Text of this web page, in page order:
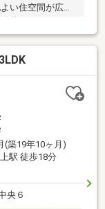
い住空間が広が
れるプライベー
など、多彩な使
保し、住まい
とりをもたらし
も揃い日々の暮
ね備えた、永く
(築19年10ヶ月)
駅 徒歩18分
央６